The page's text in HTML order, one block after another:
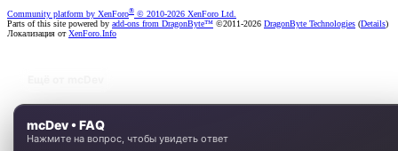
Community platform by XenForo® © 2010-2026 XenForo Ltd.
Parts of this site powered by add-ons from DragonByte™ ©2011-2026 DragonByte Technologies (Details)
Локализация отXenForo.Info
mcDev • FAQ
Нажмите на вопрос, чтобы увидеть ответ